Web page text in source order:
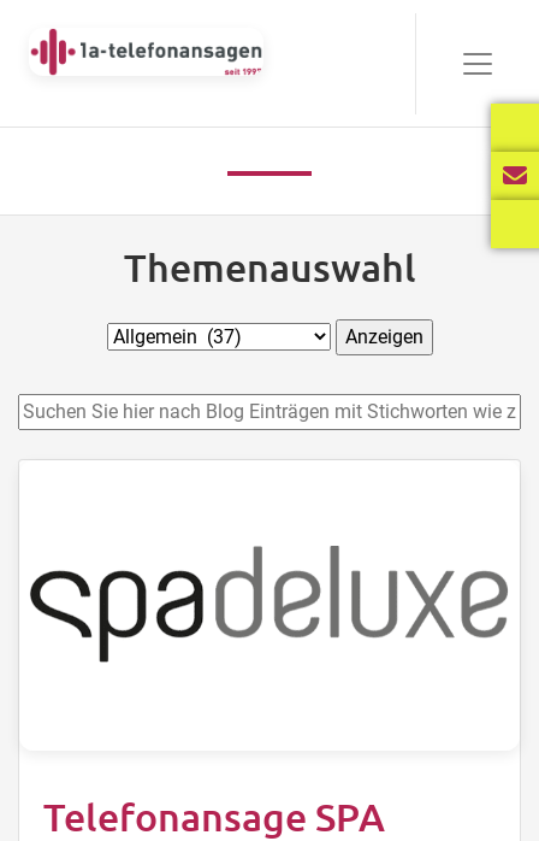
Themenauswahl
Telefonansage SPA